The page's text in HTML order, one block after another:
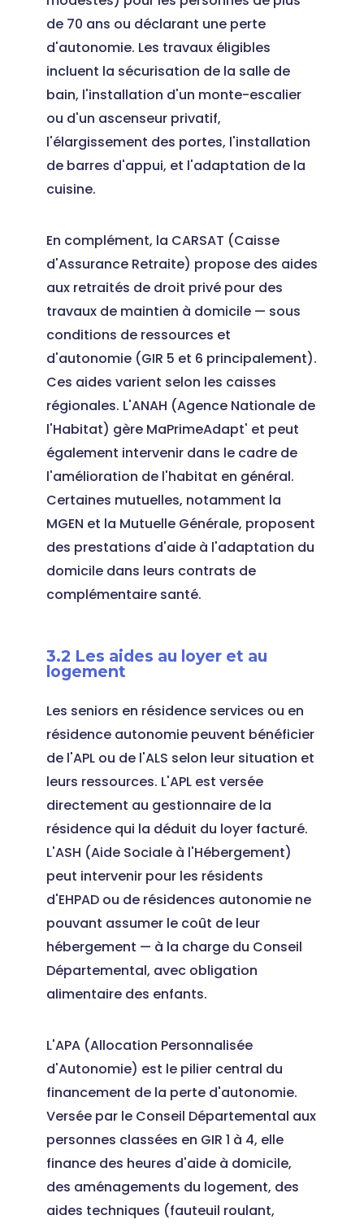
de 70 ans ou déclarant une perte
d'autonomie. Les travaux éligibles
incluent la sécurisation de la salle de
bain, l'installation d'un monte-escalier
ou d'un ascenseur privatif,
l'élargissement des portes, l'installation
de barres d'appui, et l'adaptation de la
cuisine.
En complément, la CARSAT (Caisse
d'Assurance Retraite) propose des aides
aux retraités de droit privé pour des
travaux de maintien à domicile — sous
conditions de ressources et
d'autonomie (GIR 5 et 6 principalement).
Ces aides varient selon les caisses
régionales. L'ANAH (Agence Nationale de
l'Habitat) gère MaPrimeAdapt' et peut
également intervenir dans le cadre de
l'amélioration de l'habitat en général.
Certaines mutuelles, notamment la
MGEN et la Mutuelle Générale, proposent
des prestations d'aide à l'adaptation du
domicile dans leurs contrats de
complémentaire santé.
3.2 Les aides au loyer et au
logement
Les seniors en résidence services ou en
résidence autonomie peuvent bénéficier
de l'APL ou de l'ALS selon leur situation et
leurs ressources. L'APL est versée
directement au gestionnaire de la
résidence qui la déduit du loyer facturé.
L'ASH (Aide Sociale à l'Hébergement)
peut intervenir pour les résidents
d'EHPAD ou de résidences autonomie ne
pouvant assumer le coût de leur
hébergement — à la charge du Conseil
Départemental, avec obligation
alimentaire des enfants.
L'APA (Allocation Personnalisée
d'Autonomie) est le pilier central du
financement de la perte d'autonomie.
Versée par le Conseil Départemental aux
personnes classées en GIR 1 à 4, elle
finance des heures d'aide à domicile,
des aménagements du logement, des
aides techniques (fauteuil roulant,